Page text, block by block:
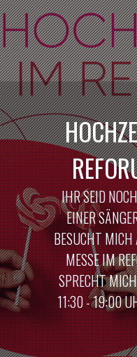
IHR SEID
EINER
BESUCHT
MESSE IM
SPRECHT
11:30 - 19:00